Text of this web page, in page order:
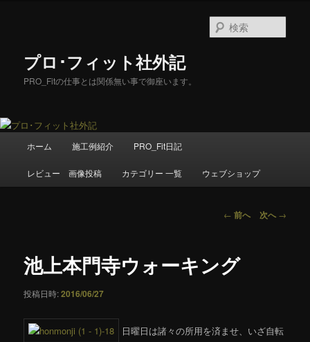
へ
プロ･フィット社外記
PRO_Fitの仕事とは関係無い事で御座います。
索
ホーム 施工例紹介 PRO_Fit日記
レビュー 画像投稿 カテゴリー 一覧 ウェブショップ
投
ビ
ゲ
ン
← 前へ 次へ →
池上本門寺ウォーキング
投稿日時:2016/06/27
日曜日は諸々の所用を済ませ、いざ自転